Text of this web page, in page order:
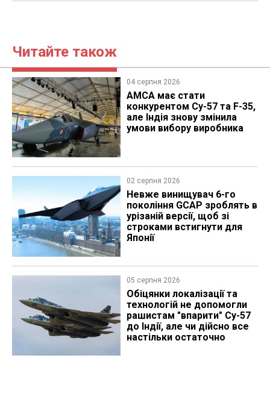
Читайте також
04 серпня 2026
AMCA має стати
конкурентом Су-57 та F-35,
але Індія знову змінила
умови вибору виробника
02 серпня 2026
Невже винищувач 6-го
покоління GCAP зроблять в
урізаній версії, щоб зі
строками встигнути для
Японії
05 серпня 2026
Обіцянки локалізації та
технологій не допомогли
рашистам "впарити" Су-57
до Індії, але чи дійсно все
настільки остаточно